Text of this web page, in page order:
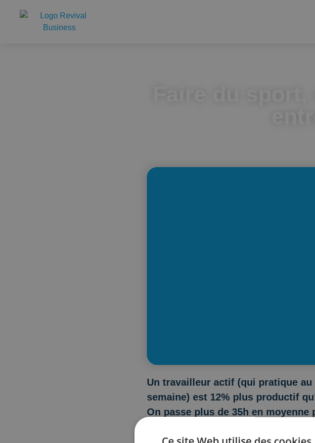
Un travailleur actif (qui pratique
semaine) est 12% plus productif
On passe plus de 35h en